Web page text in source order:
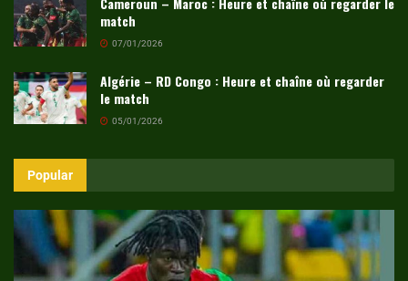
match
07/01/2026
Algérie – RD Congo : Heure et chaîne où regarder
le match
05/01/2026
Popular